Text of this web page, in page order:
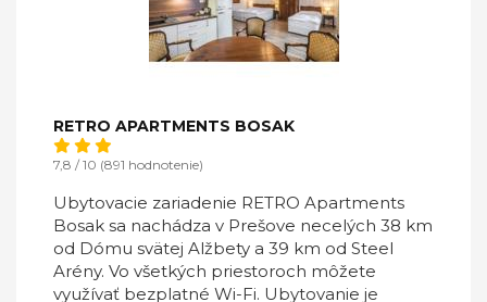
RETRO APARTMENTS BOSAK
7,8 / 10 (891 hodnotenie)
Ubytovacie zariadenie RETRO Apartments
Bosak sa nachádza v Prešove necelých 38 km
od Dómu svätej Alžbety a 39 km od Steel
Arény. Vo všetkých priestoroch môžete
využívať bezplatné Wi-Fi. Ubytovanie je